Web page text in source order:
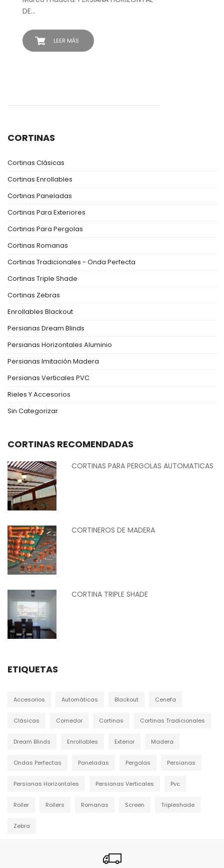
CORTINAS
Cortinas Clásicas
Cortinas Enrollables
Cortinas Paneladas
Cortinas Para Exteriores
Cortinas Para Pergolas
Cortinas Romanas
Cortinas Tradicionales - Onda Perfecta
Cortinas Triple Shade
Cortinas Zebras
Enrollables Blackout
Persianas Dream Blinds
Persianas Horizontales Aluminio
Persianas Imitación Madera
Persianas Verticales PVC
Rieles Y Accesorios
Sin Categorizar
CORTINAS RECOMENDADAS
CORTINAS PARA PERGOLAS AUTOMATICAS
CORTINEROS DE MADERA
CORTINA TRIPLE SHADE
ETIQUETAS
Accesorios Automáticas Blackout Cenefa
Clásicas Comedor Cortinas Cortinas Tradicionales
Dream Blinds Enrollables Exterior Madera
Ondas Perfectas Paneladas Pergolas Persianas
Persianas Horizontales Persianas Verticales Pvc
Roller Rollers Romanas Screen Tripleshade
Zebra
LEER MÁS
DE…